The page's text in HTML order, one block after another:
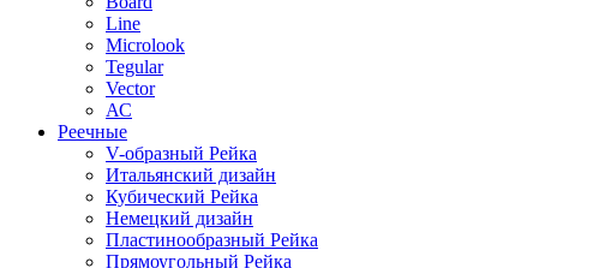
Line
Microlook
Tegular
Vector
АС
Реечные
V-образный Рейка
Итальянский дизайн
Кубический Рейка
Немецкий дизайн
Пластинообразный Рейка
Прямоугольный Рейка